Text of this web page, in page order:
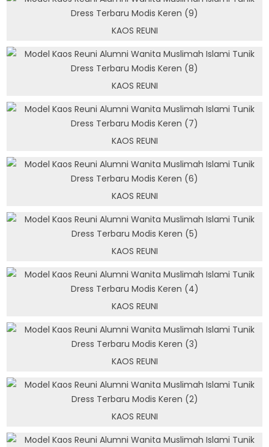
KAOS REUNI
KAOS REUNI
KAOS REUNI
KAOS REUNI
KAOS REUNI
KAOS REUNI
KAOS REUNI
KAOS REUNI